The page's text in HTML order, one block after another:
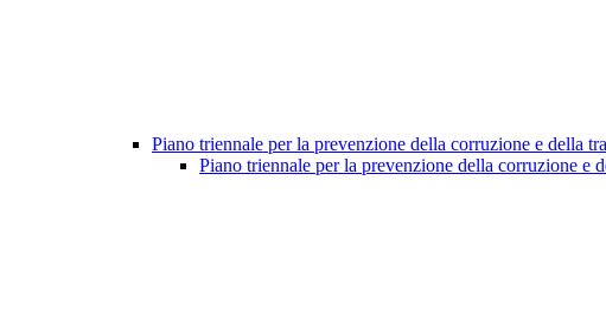
Piano triennale per la prevenzione della corruzione e della
Piano triennale per la prevenzione della corruzione e